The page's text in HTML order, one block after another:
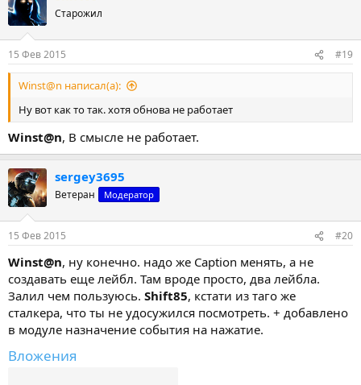
ц
и
Старожил
15 Фев 2015 #19
Winst@n написал(а):
Ну вот как то так. хотя обнова не работает
Winst@n, В смысле не работает.
sergey3695
Ветеран Модератор
15 Фев 2015 #20
Winst@n, ну конечно. надо же Caption менять, а не
создавать еще лейбл. Там вроде просто, два лейбла.
Залил чем пользуюсь. Shift85, кстати из таго же
сталкера, что ты не удосужился посмотреть. + добавлено
в модуле назначение события на нажатие.
Вложения